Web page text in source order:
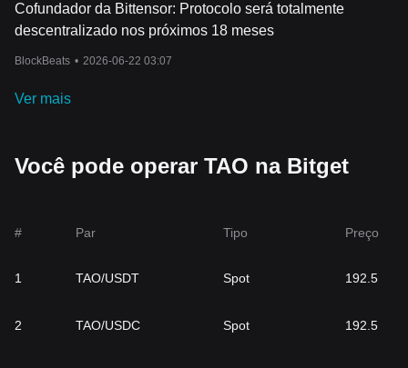
Cofundador da Bittensor: Protocolo será totalmente
descentralizado nos próximos 18 meses
BlockBeats • 2026-06-22 03:07
Ver mais
Você pode operar TAO na Bitget
# Par Tipo Preço
1 TAO/USDT Spot 192.5
2 TAO/USDC Spot 192.5